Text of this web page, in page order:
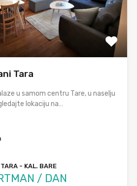
Tara
u samom centru Tare, u naselju
lokaciju na…
- KAL. BARE
/ DAN